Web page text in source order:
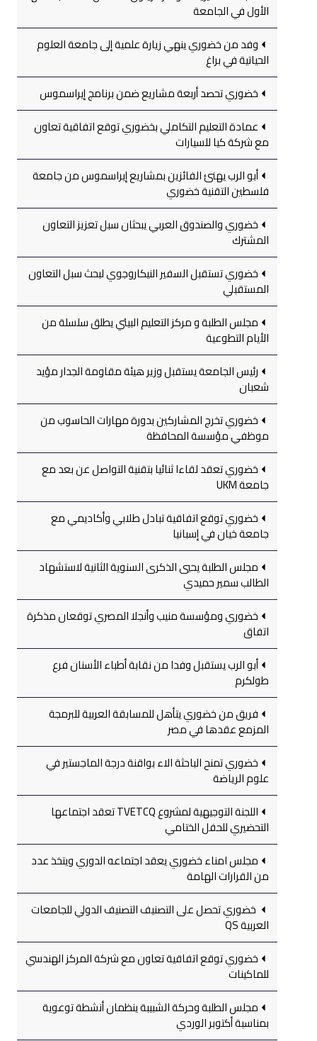
الأول في الجامعة
وفد من خضوري ينهي زيارة علمية إلى جامعة العلوم
الحياتية في براغ
خضوري تحصد أربعة مشاريع ضمن برنامج إيراسموس
عمادة التعليم التكاملي بخضوري توقع اتفاقية تعاون
مع شركة كيا للسيارات
أبو الرب يهنئ الفائزين بمشاريع إيراسموس من جامعة
فلسطين التقنية خضوري
خضوري والصندوق العربي يبحثان سبل تعزيز التعاون
المشترك
خضوري تستقبل السفير النيكاروجوي لبحث سبل التعاون
المستقبلي
مجلس الطلبة و مركز التعليم البيئي يطلق سلسلة من
الأيام التطوعية
رئيس الجامعة يستقبل وزير هيئة مقاومة الجدار مؤيد
شعبان
خضوري تخرج المشاركين بدورة مهارات الحاسوب من
موظفي مؤسسة المحافظة
خضوري تعقد لقاءا ثنائيا بتقنية التواصل عن بعد مع
جامعة UKM
خضوري توقع اتفاقية تبادل طلابي وأكاديمي مع
جامعة خيان في إسبانيا
مجلس الطلبة يحيي الذكرى السنوية الثانية لاستشهاد
الطالب سمير حميدي
خضوري ومؤسسة منيب وأنجلا المصري توقعان مذكرة
اتفاق
أبو الرب يستقبل وفدا من نقابة أطباء الأسنان فرع
طولكرم
فريق من خضوري يتأهل للمسابقة العربية للبرمجة
المزمع عقدها في مصر
خضوري تمنح الباحثة الاء بواقنة درجة الماجستير في
علوم الرياضة
اللجنة التوجيهية لمشروع TVETCQ تعقد اجتماعها
التحضيري للحفل الختامي
مجلس امناء خضوري يعقد اجتماعه الدوري ويتخذ عدد
من القرارات الهامة
خضوري تحصل على التصنيف التصنيف الدولي للجامعات
العربية QS
خضوري توقع اتفاقية تعاون مع شركة المركز الهندسي
للماكينات
مجلس الطلبة وحركة الشبيبة ينظمان أنشطة توعوية
بمناسبة أكتوبر الوردي